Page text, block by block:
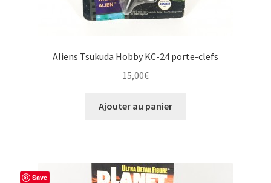
Aliens Tsukuda Hobby KC-24 porte-clefs
15,00€
Ajouter au panier
Save